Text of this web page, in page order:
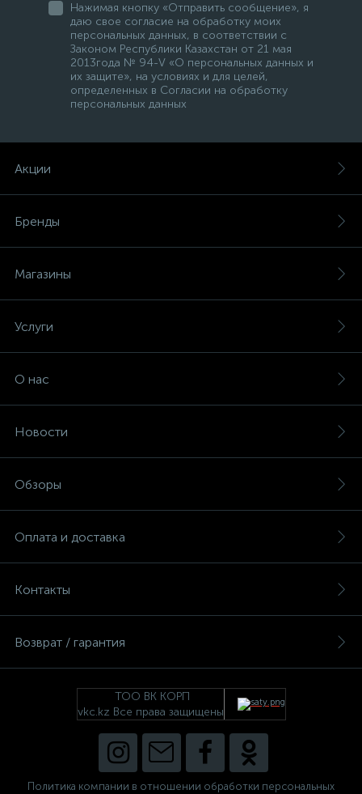
Нажимая кнопку «Отправить сообщение», я
даю свое согласие на обработку моих
персональных данных, в соответствии с
Законом Республики Казахстан от 21 мая
2013года № 94-V «О персональных данных и
их защите», на условиях и для целей,
определенных в Согласии на обработку
персональных данных
Акции
Бренды
Магазины
Услуги
О нас
Новости
Обзоры
Оплата и доставка
Контакты
Возврат / гарантия
ТОО ВК КОРП
vkc.kz Все права защищены
Политика компании в отношении обработки персональных